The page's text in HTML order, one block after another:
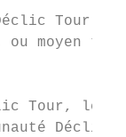
Tour
ou moyen
Tour, les